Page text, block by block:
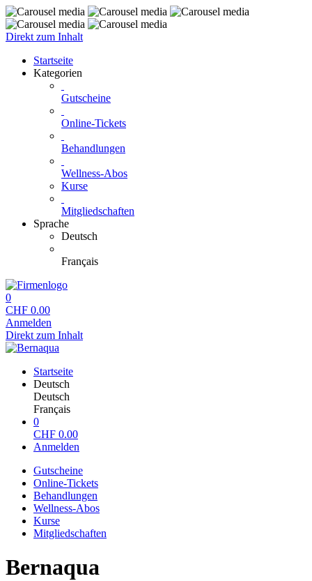
Direkt zum Inhalt
Startseite
Kategorien
Gutscheine
Online-Tickets
Behandlungen
Wellness-Abos
Kurse
Mitgliedschaften
Sprache
Deutsch
Français
0
CHF 0.00
Anmelden
Direkt zum Inhalt
Startseite
Deutsch
Deutsch
Français
0
CHF 0.00
Anmelden
Gutscheine
Online-Tickets
Behandlungen
Wellness-Abos
Kurse
Mitgliedschaften
Bernaqua